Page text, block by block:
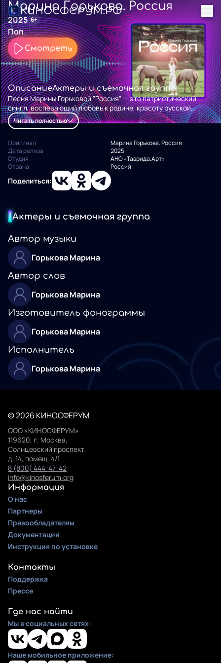
Марина Горькова. Россия
2025 6+
Поп
Смотреть
ОписаниеАктеры и съемочная группа
Песня Марины Горьковой "Россия" — это патриотический
сингл, воспевающий любовь к родине, красоту русской
природы и гордость за свою страну. Трек наполнен
душевностью и теплотой, вызывая чувство единства и
Читать полностью
Оригинал
Марина Горькова. Россия
Дата релиза
2025
Студия
АНО «Таврида.Арт»
Страна
Россия
Поделиться:
Актеры и съемочная группа
Автор музыки
Горькова Марина
Автор слов
Горькова Марина
Изготовитель фонограммы
Горькова Марина
Исполнитель
Горькова Марина
© 2026 КИНОСФЕРУМ
ООО «КИНОСФЕРУМ»
119620, г. Москва,
Солнцевский проспект,
д. 14, помещ. 4/1
8 (800) 444-47-42
info@kinosferum.org
Информация
О нас
Партнеры
Правообладателям
Документация
Инструкция по установке
Контакты
Поддержка
Прессе
Где нас найти
Мы в социальных сетях:
Наше мобильное приложение: